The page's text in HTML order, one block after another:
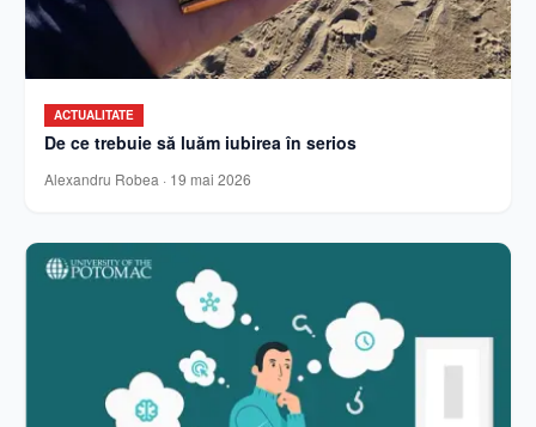
ACTUALITATE
De ce trebuie să luăm iubirea în serios
Alexandru Robea · 19 mai 2026